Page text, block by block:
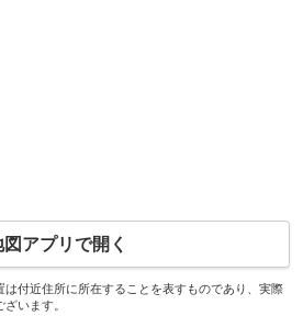
図アプリで開く
付近住所に所在することを表すものであり、実際
います。